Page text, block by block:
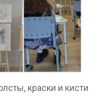
краски и кисти